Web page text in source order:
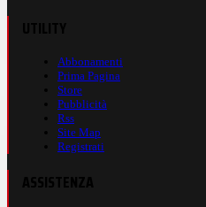
Abbonamenti
Prima Pagina
Store
Pubblicità
Rss
Site Map
Registrati